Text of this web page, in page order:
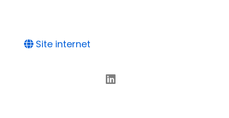
Site internet